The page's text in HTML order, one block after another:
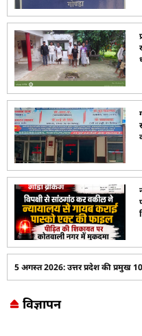
5 अगस्त 2026: उत्तर प्रदेश की प्रमुख
विज्ञापन